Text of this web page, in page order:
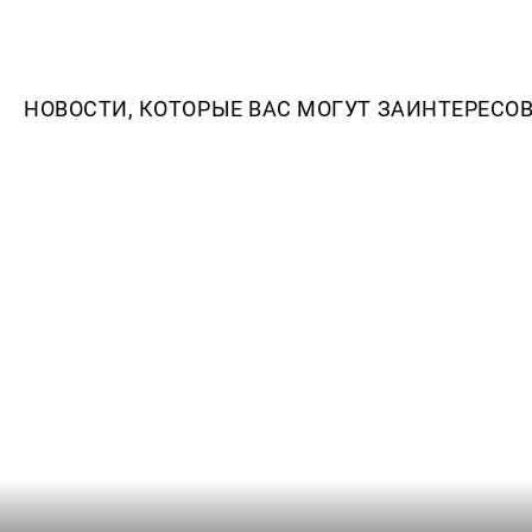
НОВОСТИ, КОТОРЫЕ ВАС МОГУТ